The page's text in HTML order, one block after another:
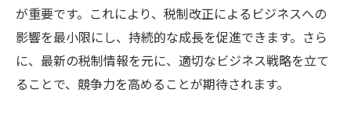
旭区のビジネス環境に合った節税対策
地域特性を反映した節税の具体例
他社と差をつける旭区の軽貨物配送業者向け節
税戦略
が重要です。これにより、税制改正によるビジネスへの
影響を最小限にし、持続的な成長を促進できます。さら
に、最新の税制情報を元に、適切なビジネス戦略を立て
ることで、競争力を高めることが期待されます。